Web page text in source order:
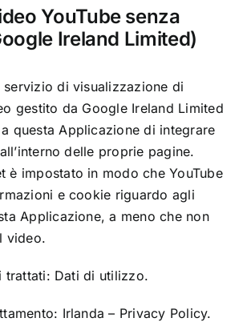
YouTube senza
Ireland Limited)
servizio di visualizzazione di
gestito da Google Ireland Limited
questa Applicazione di integrare
delle proprie pagine.
è impostato in modo che YouTube
e cookie riguardo agli
Applicazione, a meno che non
video.
trattati: Dati di utilizzo.
Irlanda – Privacy Policy.